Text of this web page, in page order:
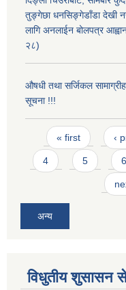
तुङ्गेछा धनसिङ्गेडाँडा देखी
लागि अनलाईन बोलपत्र
२८)
औषधी तथा सर्जिकल
सूचना !!!
Pages
« first ‹
4 5 6
अन्य
विधुतीय शुसासन